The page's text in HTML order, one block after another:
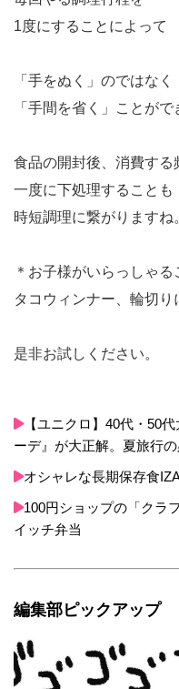
1度にすることによって
「手をぬく」のではなく
「手間を省く」ことがで
食品の開封後、消費する
一度に下処理することも
時短調理に繋がりますね
＊お子様がいらっしゃる
タコウィンナー、輪切り
是非お試しください。
【ユニクロ】40代・50
ーデ』が大正解。夏旅行
オシャレな長期保存食
100円ショップの「クラ
イッチ弁当
編集部ピックアップ